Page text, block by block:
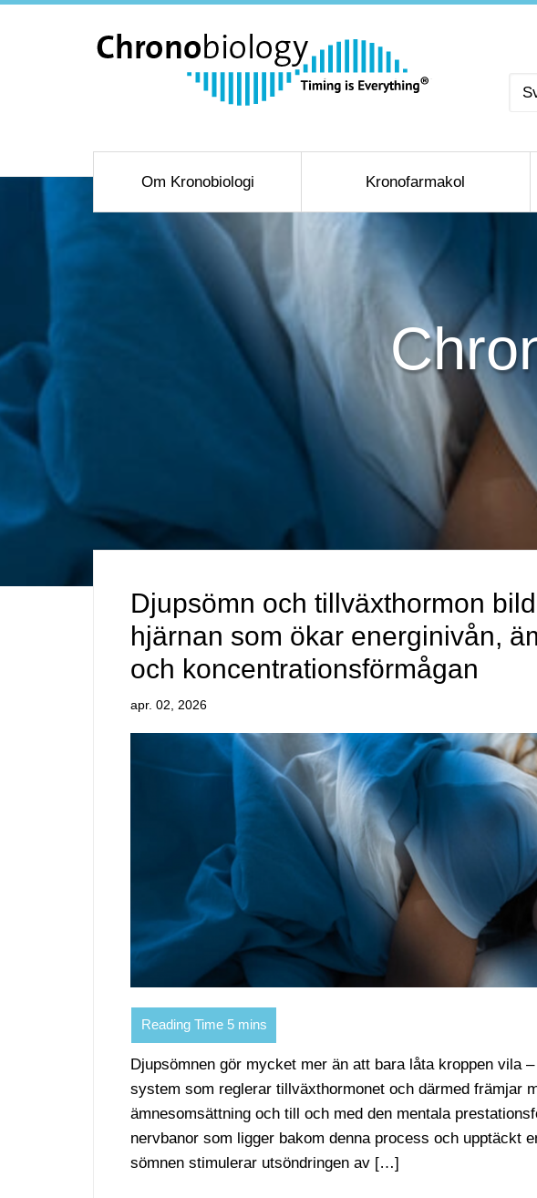
Välj
Om Kronobiologi Kronofarmakol
Djupsömn och tillväxthormon
hjärnan som ökar energinivån,
och koncentrationsförmågan
apr. 02, 2026
Djupsömnen gör mycket mer än att bara låta kroppen vila
system som reglerar tillväxthormonet och därmed främjar
ämnesomsättning och till och med den mentala
nervbanor som ligger bakom denna process och upptäckt
sömnen stimulerar utsöndringen av […]